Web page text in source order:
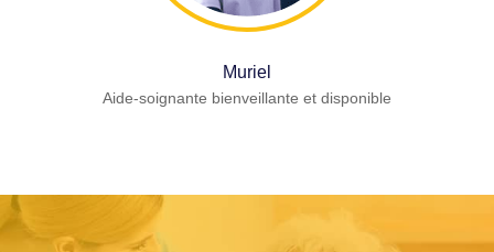
Muriel
Aide-soignante bienveillante et disponible